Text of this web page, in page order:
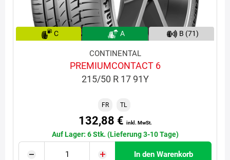
C A B (71)
CONTINENTAL
PREMIUMCONTACT 6
215/50 R 17 91Y
FR TL
132,88 € inkl. MwSt.
Auf Lager: 6 Stk. (Lieferung 3-10 Tage)
In den Warenkorb